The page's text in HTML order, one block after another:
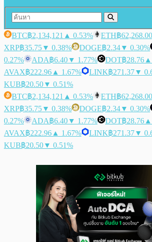
BTC฿2,134,121 ▲ 0.53% ETH฿62,268.00
XRP฿35.75▼ 0.38% DOGE฿2.34▼ 0.30%
0.27%
ADA฿6.40▼ 1.77% DOT฿28.76 ▲
AVAX฿222.96 ▲ 1.67% LINK฿271.37▼
KUB฿20.50▼ 0.51%
BTC฿2,134,121 ▲ 0.53% ETH฿62,268.00
XRP฿35.75▼ 0.38% DOGE฿2.34▼ 0.30%
0.27%
ADA฿6.40▼ 1.77% DOT฿28.76 ▲
AVAX฿222.96 ▲ 1.67% LINK฿271.37▼
KUB฿20.50▼ 0.51%